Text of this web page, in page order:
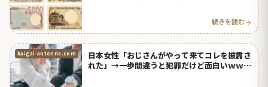
続きを読む
kaigai-antenna.com
日本女性「おじさんがやって来てコレを披露さ
れた」→一歩間違うと犯罪だけど面白いｗｗｗ